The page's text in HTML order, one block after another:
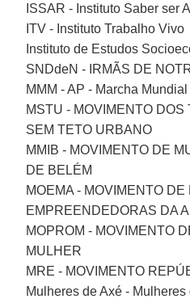
ISSAR - Instituto Saber ser
ITV - Instituto Trabalho Vivo
Instituto de Estudos
SNDdeN - IRMÃS DE
MMM - AP - Marcha
MSTU - MOVIMENTO
SEM TETO URBANO
MMIB - MOVIMENTO DE
DE BELÉM
MOEMA - MOVIMENTO
EMPREENDEDORAS DA
MOPROM - MOVIMENTO
MULHER
MRE - MOVIMENTO
Mulheres de Axé - Mulheres